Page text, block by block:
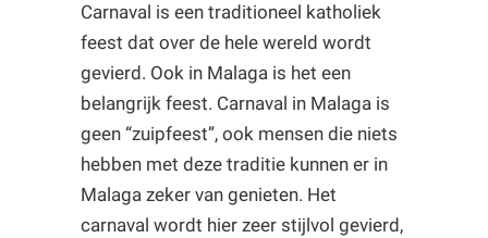
Carnaval is een traditioneel katholiek
feest dat over de hele wereld wordt
gevierd. Ook in Malaga is het een
belangrijk feest. Carnaval in Malaga is
geen “zuipfeest”, ook mensen die niets
hebben met deze traditie kunnen er in
Malaga zeker van genieten. Het
carnaval wordt hier zeer stijlvol gevierd,